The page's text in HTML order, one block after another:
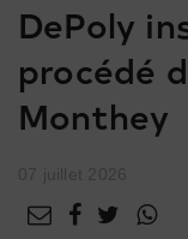
DePoly
procédé
Monthey